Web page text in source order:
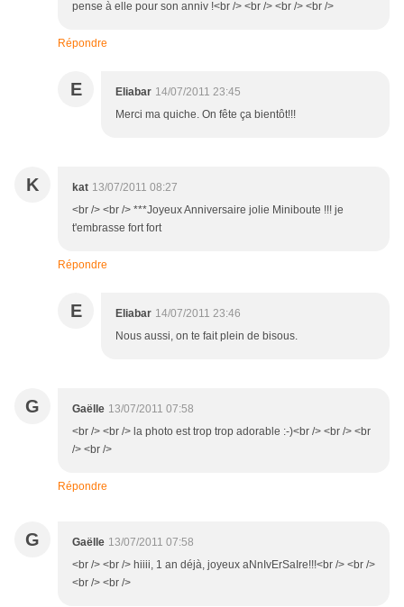
pense à elle pour son anniv !<br /> <br /> <br /> <br />
Répondre
E Eliabar 14/07/2011 23:45
Merci ma quiche. On fête ça bientôt!!!
K kat 13/07/2011 08:27
<br /> <br /> ***Joyeux Anniversaire jolie Miniboute !!! je
t'embrasse fort fort
Répondre
E Eliabar 14/07/2011 23:46
Nous aussi, on te fait plein de bisous.
G Gaëlle 13/07/2011 07:58
<br /> <br /> la photo est trop trop adorable :-)<br /> <br /> <br
/> <br />
Répondre
G Gaëlle 13/07/2011 07:58
<br /> <br /> hiiii, 1 an déjà, joyeux aNnIvErSaIre!!!<br /> <br />
<br /> <br />